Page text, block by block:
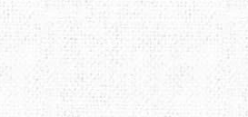
SEAL LINE
SNOW PEAK